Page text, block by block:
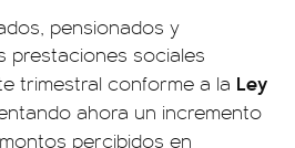
pensionados y
prestaciones sociales
trimestral conforme a la Ley
ahora un incremento
percibidos en